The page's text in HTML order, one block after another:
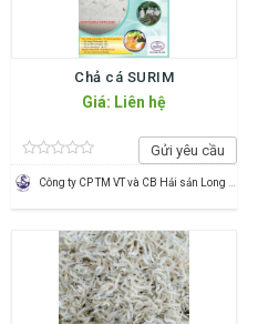
Chả cá SURIM
Giá: Liên hệ
Gửi yêu cầu